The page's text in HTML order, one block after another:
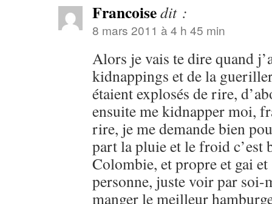
Francoisedit :
8 mars 2011 à 4 h 45 min
Alors je vais te dire quand
kidnappings et de la
étaient explosés de rire,
ensuite me kidnapper moi,
rire, je me demande bien
part la pluie et le froid c’est
Colombie, et propre et gai
personne, juste voir par soi-
manger le meilleur